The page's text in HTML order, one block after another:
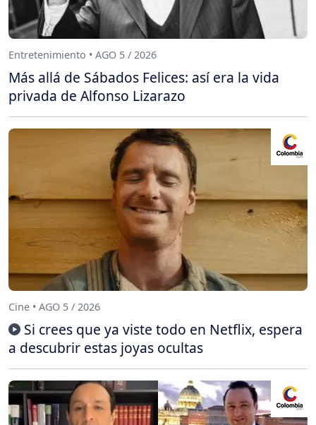
Entretenimiento • AGO 5 / 2026
Más allá de Sábados Felices: así era la vida
privada de Alfonso Lizarazo
Cine • AGO 5 / 2026
Si crees que ya viste todo en Netflix, espera
a descubrir estas joyas ocultas